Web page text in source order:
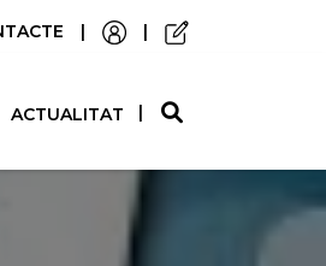
| |
ACTUALITAT